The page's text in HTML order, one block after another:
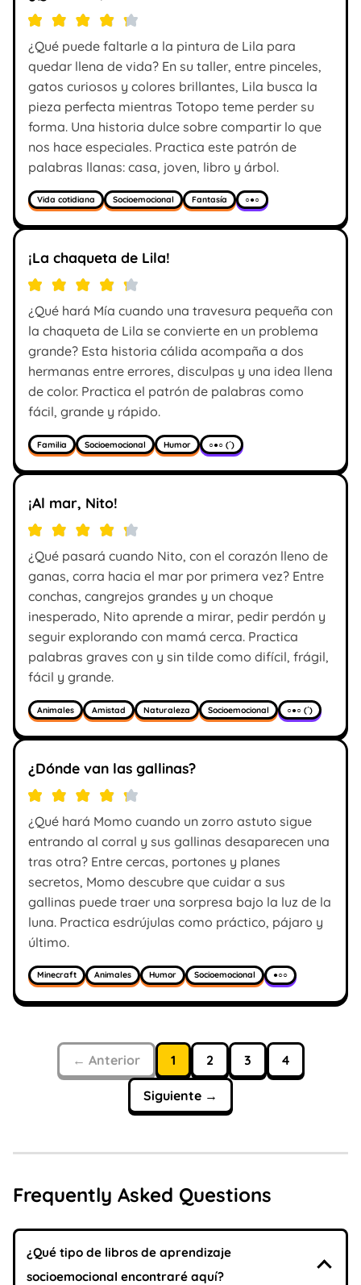
¿Qué puede faltarle a la pintura de Lila para
quedar llena de vida? En su taller, entre pinceles,
gatos curiosos y colores brillantes, Lila busca la
pieza perfecta mientras Totopo teme perder su
forma. Una historia dulce sobre compartir lo que
nos hace especiales. Practica este patrón de
palabras llanas: casa, joven, libro y árbol.
Vida cotidiana Socioemocional Fantasía ○●○
¡La chaqueta de Lila!
¿Qué hará Mía cuando una travesura pequeña con
la chaqueta de Lila se convierte en un problema
grande? Esta historia cálida acompaña a dos
hermanas entre errores, disculpas y una idea llena
de color. Practica el patrón de palabras como
fácil, grande y rápido.
Familia Socioemocional Humor ○●○ (´)
¡Al mar, Nito!
¿Qué pasará cuando Nito, con el corazón lleno de
ganas, corra hacia el mar por primera vez? Entre
conchas, cangrejos grandes y un choque
inesperado, Nito aprende a mirar, pedir perdón y
seguir explorando con mamá cerca. Practica
palabras graves con y sin tilde como difícil, frágil,
fácil y grande.
Animales Amistad Naturaleza Socioemocional ○●○ (´)
¿Dónde van las gallinas?
¿Qué hará Momo cuando un zorro astuto sigue
entrando al corral y sus gallinas desaparecen una
tras otra? Entre cercas, portones y planes
secretos, Momo descubre que cuidar a sus
gallinas puede traer una sorpresa bajo la luz de la
luna. Practica esdrújulas como práctico, pájaro y
último.
Minecraft Animales Humor Socioemocional ●○○
← Anterior 1 2 3 4
Siguiente →
Frequently Asked Questions
¿Qué tipo de libros de aprendizaje
socioemocional encontraré aquí?